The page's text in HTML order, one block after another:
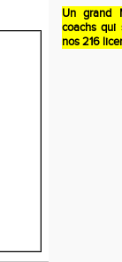
Un grand
coachs qui
nos 216